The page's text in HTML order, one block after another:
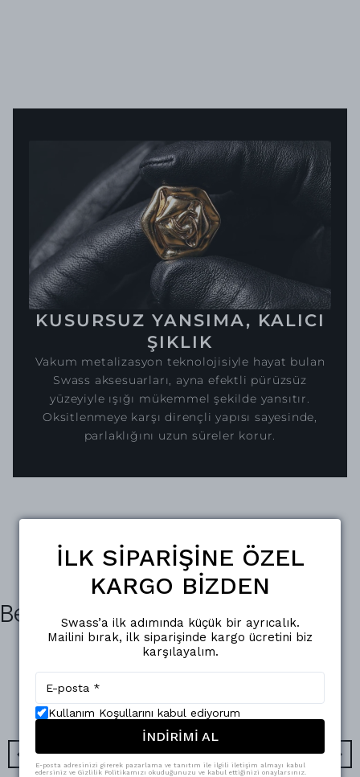
KUSURSUZ YANSIMA, KALICI
ŞIKLIK
Vakum metalizasyon teknolojisiyle hayat bulan
Swass aksesuarları, ayna efektli pürüzsüz
yüzeyiyle ışığı mükemmel şekilde yansıtır.
Oksitlenmeye karşı dirençli yapısı sayesinde,
parlaklığını uzun süreler korur.
Benzer Ürünler
İLK SİPARİŞİNE ÖZEL
KARGO BİZDEN
Swass’a ilk adımında küçük bir ayrıcalık.
Mailini bırak, ilk siparişinde kargo ücretini biz
karşılayalım.
Kullanım Koşullarını kabul ediyorum
İNDİRİMİ AL
E-posta adresinizi girerek pazarlama ve tanıtım ile ilgili iletişim almayı kabul
edersiniz ve Gizlilik Politikamızı okuduğunuzu ve kabul ettiğinizi onaylarsınız.